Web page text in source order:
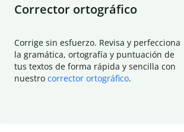
Corrector ortográfico
Corrige sin esfuerzo. Revisa y perfecciona
la gramática, ortografía y puntuación de
tus textos de forma rápida y sencilla con
nuestro corrector ortográfico.